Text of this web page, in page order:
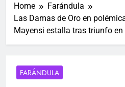
Home
Farándula
Las Damas de Oro en
Mayensi estalla tras triunfo en
FARÁNDULA